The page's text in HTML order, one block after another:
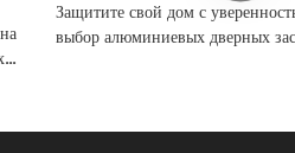
Защитите свой дом с
выбор алюминиевых дверных